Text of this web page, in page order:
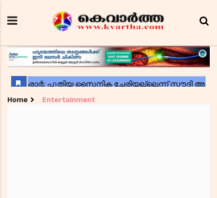
Home Entertainment